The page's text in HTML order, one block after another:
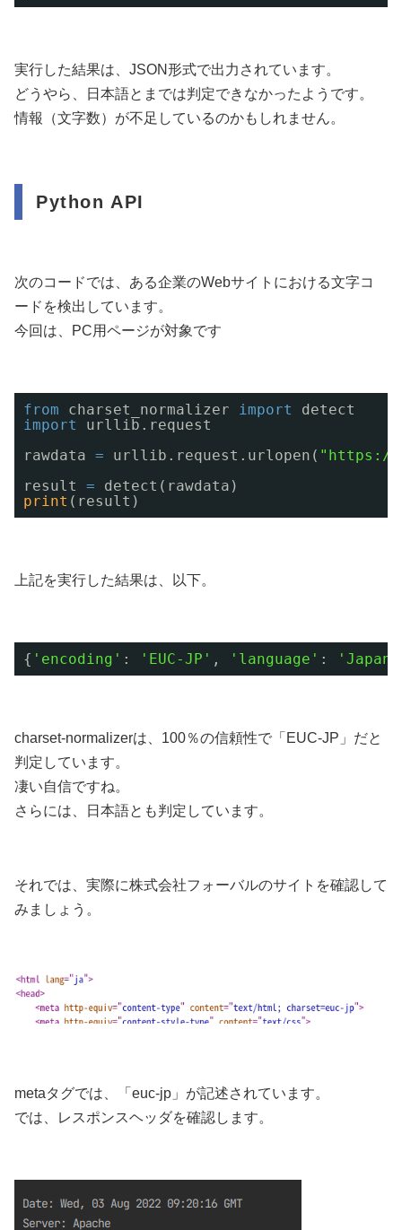
実行した結果は、JSON形式で出力されています。
どうやら、日本語とまでは判定できなかったようです。
情報（文字数）が不足しているのかもしれません。
Python API
次のコードでは、ある企業のWebサイトにおける文字コ
ードを検出しています。
今回は、PC用ページが対象です
from charset_normalizer import
detect
import
urllib.request
rawdata = urllib.request.urlopen( "https://
result =
detect(rawdata)
print (result)
上記を実行した結果は、以下。
{ 'encoding' : 'EUC-JP' , 'language' :
charset-normalizerは、100％の信頼性で「EUC-JP」だと
判定しています。
凄い自信ですね。
さらには、日本語とも判定しています。
それでは、実際に株式会社フォーバルのサイトを確認して
みましょう。
metaタグでは、「euc-jp」が記述されています。
では、レスポンスヘッダを確認します。